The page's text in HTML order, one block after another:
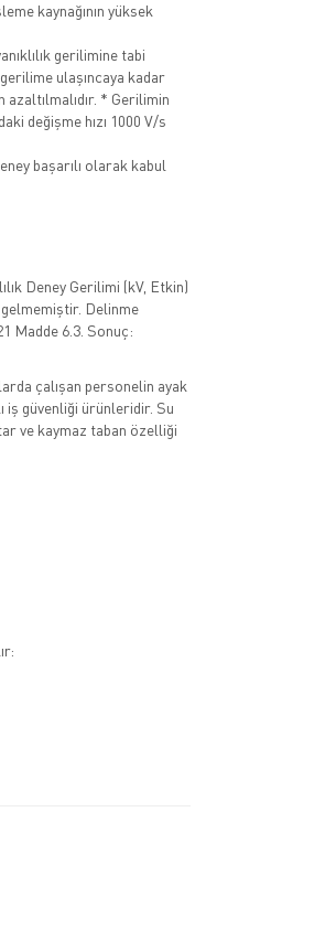
kaynağının yüksek
gerilimine tabi
ulaşıncaya kadar
azaltılmalıdır. * Gerilimin
değişme hızı 1000 V/s
başarılı olarak kabul
Deney Gerilimi (kV, Etkin)
Delinme
Madde 6.3. Sonuç:
çalışan personelin ayak
iş güvenliği ürünleridir. Su
ve kaymaz taban özelliği